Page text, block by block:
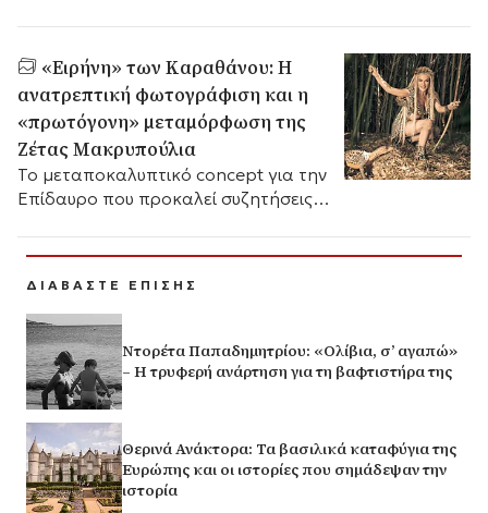
καθημερινότητάς τους.
«Ειρήνη» των Καραθάνου: Η
ανατρεπτική φωτογράφιση και η
«πρωτόγονη» μεταμόρφωση της
Ζέτας Μακρυπούλια
Το μεταποκαλυπτικό concept για την
Επίδαυρο που προκαλεί συζητήσεις
ΔΙΑΒΑΣΤΕ ΕΠΙΣΗΣ
Ντορέτα Παπαδημητρίου: «Ολίβια, σ’ αγαπώ»
– Η τρυφερή ανάρτηση για τη βαφτιστήρα της
Θερινά Ανάκτορα: Τα βασιλικά καταφύγια της
Ευρώπης και οι ιστορίες που σημάδεψαν την
ιστορία